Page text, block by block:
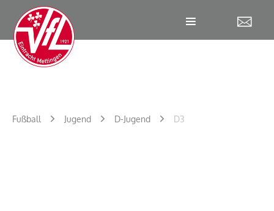
Fußball Jugend D-Jugend D3